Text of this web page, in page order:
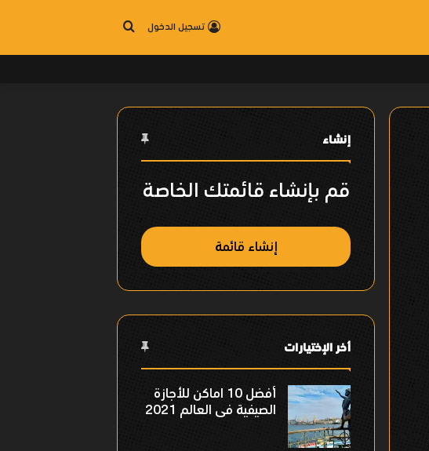
بحث تسجيل الدخول
إنشاء
قم بإنشاء قائمتك الخاصة
إنشاء قائمة
أخر الإختيارات
أفضل 10 اماكن للأجازة
الصيفية فى العالم 2021